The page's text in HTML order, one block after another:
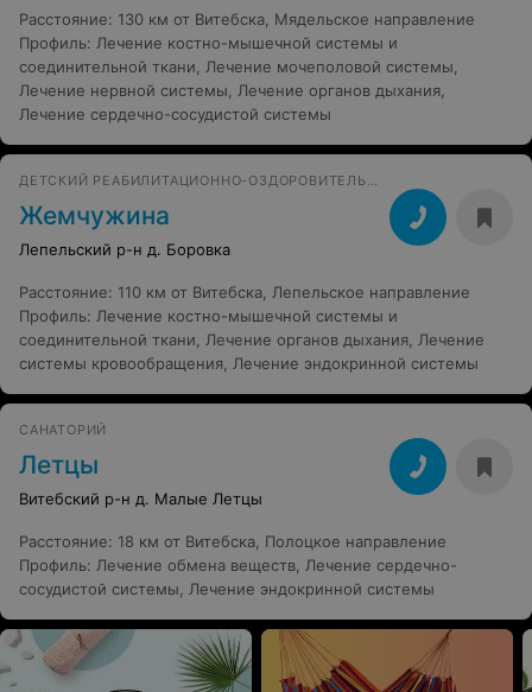
Расстояние: 130 км от Витебска, Мядельское направление
Профиль: Лечение костно-мышечной системы и
соединительной ткани
Лечение мочеполовой системы
Лечение нервной системы
Лечение органов дыхания
Лечение сердечно-сосудистой системы
ДЕТСКИЙ РЕАБИЛИТАЦИОННО-ОЗДОРОВИТЕЛЬНЫЙ ЦЕНТР
Жемчужина
Лепельский р-н д. Боровка
Расстояние: 110 км от Витебска, Лепельское направление
Профиль: Лечение костно-мышечной системы и
соединительной ткани
Лечение органов дыхания Лечение
системы кровообращения Лечение эндокринной системы
САНАТОРИЙ
Летцы
Витебский р-н д. Малые Летцы
Расстояние: 18 км от Витебска, Полоцкое направление
Профиль: Лечение обмена веществ Лечение сердечно-
сосудистой системы
Лечение эндокринной системы